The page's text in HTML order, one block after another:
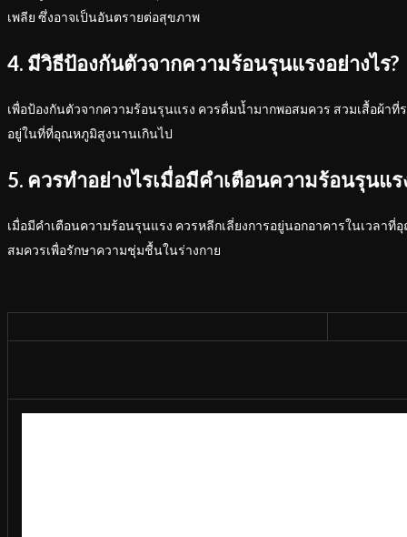
เพลีย ซึ่งอาจเป็นอันตรายต่อสุขภาพ
4. มีวิธีป้องกันตัวจากความร้อนรุนแรงอย่างไร?
เพื่อป้องกันตัวจากความร้อนรุนแรง ควรดื่มน้ำมากพอสมควร สวมเสื้อผ้าที่
อยู่ในที่ที่อุณหภูมิสูงนานเกินไป
5. ควรทำอย่างไรเมื่อมีคำเตือนความร้อนรุนแร
เมื่อมีคำเตือนความร้อนรุนแรง ควรหลีกเลี่ยงการอยู่นอกอาคารในเวลา
สมควรเพื่อรักษาความชุ่มชื้นในร่างกาย